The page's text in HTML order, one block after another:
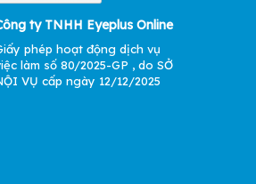
ty TNHH Eyeplus Online
phép hoạt động dịch vụ
làm số 80/2025-GP , do SỞ
VỤ cấp ngày 12/12/2025